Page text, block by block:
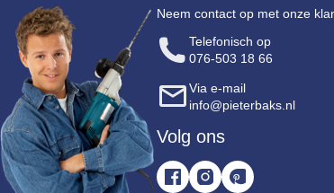
Neem contact op met onze
Telefonisch op
076-503 18 66
Via e-mail
info@pieterbaks.nl
Volg ons